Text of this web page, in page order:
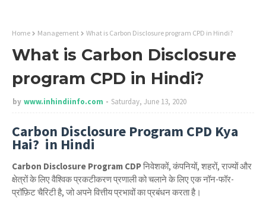
Home Management What is Carbon Disclosure program CPD in Hindi?
What is Carbon Disclosure
program CPD in Hindi?
by www.inhindiinfo.com Saturday, June 13, 2020
Carbon Disclosure Program CPD Kya
Hai? in Hindi
Carbon Disclosure Program CDPनिवेशकों, कंपनियों, शहरों, राज्यों और
क्षेत्रों के लिए वैश्विक प्रकटीकरण प्रणाली को चलाने के लिए एक नॉन-फॉर-
प्रॉफ़िट चैरिटी है, जो अपने वित्तीय प्रभावों का प्रबंधन करता है।